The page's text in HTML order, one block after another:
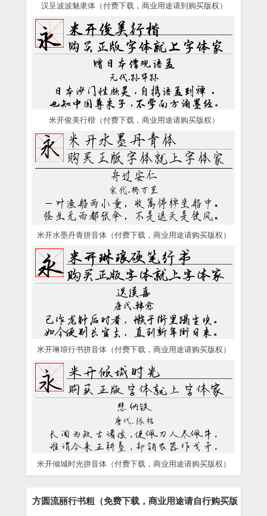
汉呈波波魅隶体（付费下载，商业用途请到购买版权）
米开俊美行楷（付费下载，商业用途请购买版权）
米开水墨丹青拼音体（付费下载，商业用途请购买版权）
米开琳琅行书拼音体（付费下载，商业用途请购买版权）
米开倾城时光拼音体（付费下载，商业用途请购买版权）
方圆流丽行书粗（免费下载，商业用途请自行购买版